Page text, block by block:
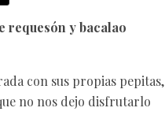
requesón y bacalao
con sus propias pepitas,
no nos dejo disfrutarlo